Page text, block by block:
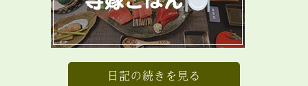
日記の続きを見る